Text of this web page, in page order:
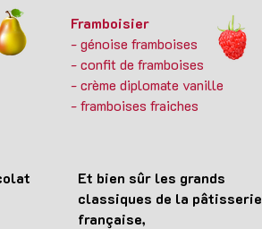
Framboisier
- génoise framboises
- confit de framboises
- crème diplomate vanille
- framboises fraiches
Et bien sûr les grands
classiques de la pâtisserie
française,